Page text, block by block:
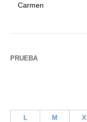
Carmen
PRUEBA
L M X